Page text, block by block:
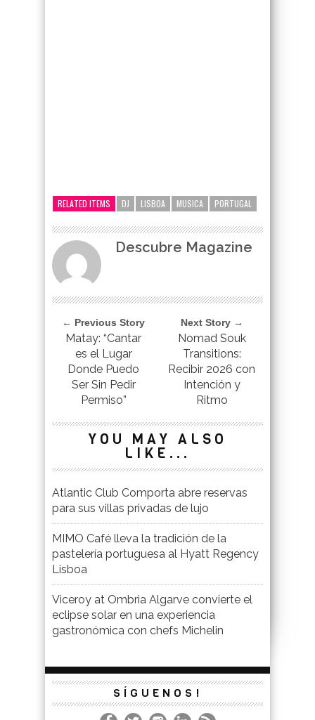
RELATED ITEMS DJ LISBOA MUSICA PORTUGAL
Descubre Magazine
← Previous Story
Matay: “Cantar
es el Lugar
Donde Puedo
Ser Sin Pedir
Permiso”
Next Story →
Nomad Souk
Transitions:
Recibir 2026 con
Intención y
Ritmo
YOU MAY ALSO
LIKE...
Atlantic Club Comporta abre reservas
para sus villas privadas de lujo
MIMO Café lleva la tradición de la
pastelería portuguesa al Hyatt Regency
Lisboa
Viceroy at Ombria Algarve convierte el
eclipse solar en una experiencia
gastronómica con chefs Michelin
SÍGUENOS!